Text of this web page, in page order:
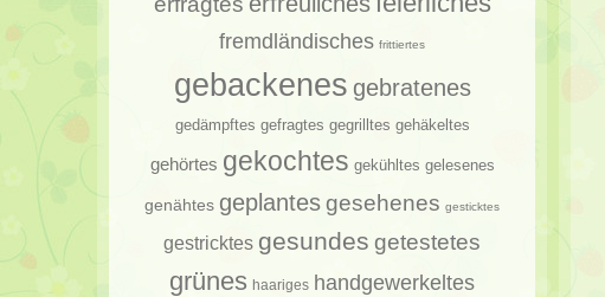
fremdländisches frittiertes
gebackenes gebratenes
gedämpftes gefragtes gegrilltes gehäkeltes
gehörtes gekochtes gekühltes gelesenes
genähtes geplantesgesehenes gesticktes
gestricktes gesundes getestetes
grünes haariges handgewerkeltes